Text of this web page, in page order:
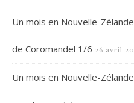
Un mois en Nouvelle-
de Coromandel 1/6 26 avril
Un mois en Nouvelle-